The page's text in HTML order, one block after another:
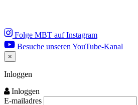
Folge MBT auf Instagram
Besuche unseren YouTube-Kanal
×
Close
Inloggen
Inloggen
E-mailadres